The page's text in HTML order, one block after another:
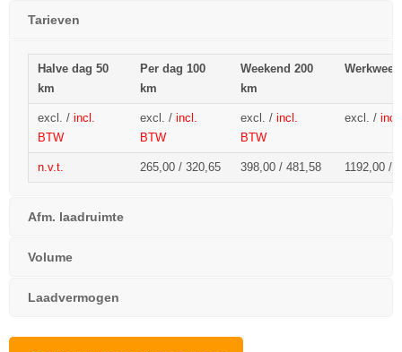
Tarieven
Halve dag 50
km
Per dag 100
km
Weekend 200
km
excl. / incl.
BTW
excl. / incl.
BTW
excl. / incl.
BTW
excl. /
n.v.t. 265,00 / 320,65 398,00 / 481,58 1192,00 /
Afm. laadruimte
Volume
Laadvermogen